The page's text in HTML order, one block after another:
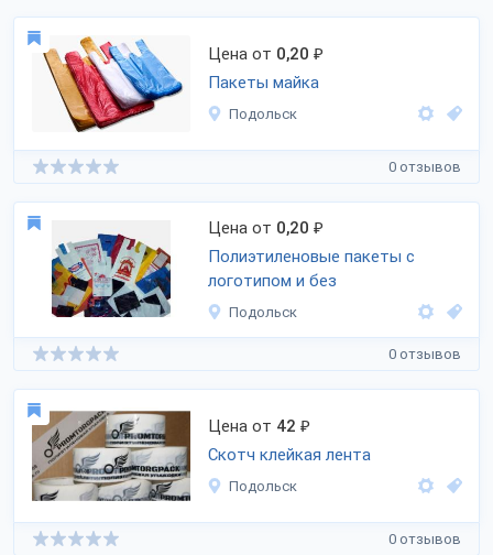
Цена от 0,20 ₽
Пакеты майка
Подольск
0 отзывов
Цена от 0,20 ₽
Полиэтиленовые пакеты с
логотипом и без
Подольск
0 отзывов
Цена от 42 ₽
Скотч клейкая лента
Подольск
0 отзывов